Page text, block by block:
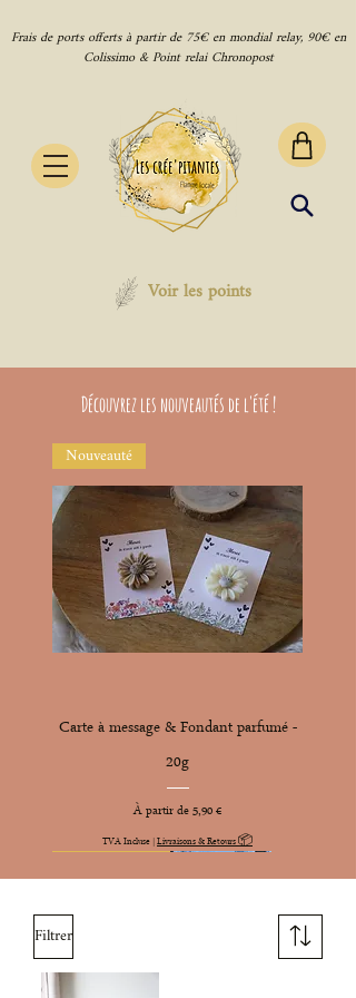
Frais de ports offerts à partir de 75€ en mondial relay, 90€ en
Colissimo & Point relai Chronopost
Voir les points
Découvrez les nouveautés de l'été !
Nouveauté
Carte à message & Fondant parfumé -
20g
À partir de5,90 €
Prix promotionnel
TVA Incluse|Livraisons & Retours 📦
Filtrer